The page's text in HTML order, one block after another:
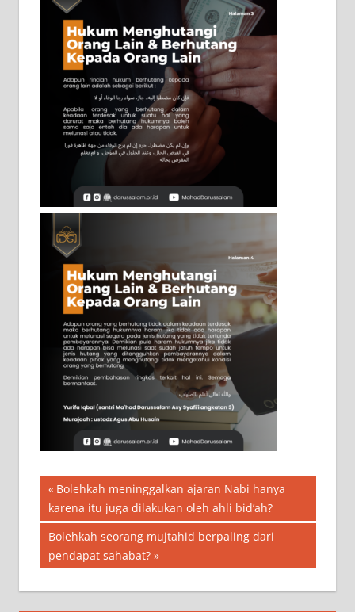
Navigasi
pos
Previous
Post:
Bolehkah meninggalkan ajaran Nabi hanya
karena itu juga dilakukan oleh ahli bid’ah?
Next
Post:
Bolehkah seorang mujtahid berpaling dari
pendapat sahabat?